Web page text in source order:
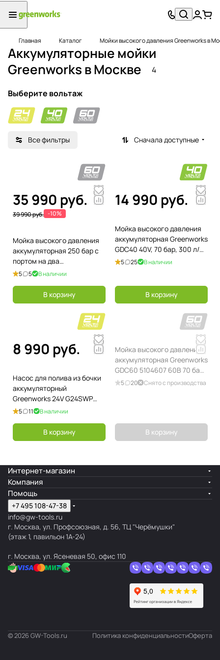
Главная Каталог Мойки высокого давления Greenworks в
Аккумуляторные мойки
Greenworks в Москве
4
Выберите вольтаж
Все фильтры Сначала доступные
35 990 руб.
39 990 руб. -10%
Мойка высокого давления
аккумуляторная 250 бар с
портом на два
аккумулятора Greenworks
без АКБ и ЗУ
5 5 В наличии
В корзину
14 990 руб.
Мойка высокого давления
аккумуляторная Greenworks
GDC40 40V, 70 бар, 300 л/
час, без АКБ и ЗУ
5 25 В наличии
В корзину
8 990 руб.
Насос для полива из бочки
аккумуляторный
Greenworks 24V G24SWP
3401007, без АКБ и ЗУ
5 11 В наличии
В корзину
Мойка высокого давления
аккумуляторная Greenworks
GDC60 5104607 60В 70 бар
300 л/час, без АКБ и ЗУ
5 20 Снято с производства
В корзину
Интернет-магазин
Компания
Помощь
+7 495 108-47-38
info@gw-tools.ru
г. Москва, ул. Профсоюзная, д. 56, ТЦ "Черёмушки"
(этаж 1, павильон 1А-24)
г. Москва, ул. Ясеневая 50, офис 110
© 2026 GW-Tools.ru Политика конфиденциальностиОферта